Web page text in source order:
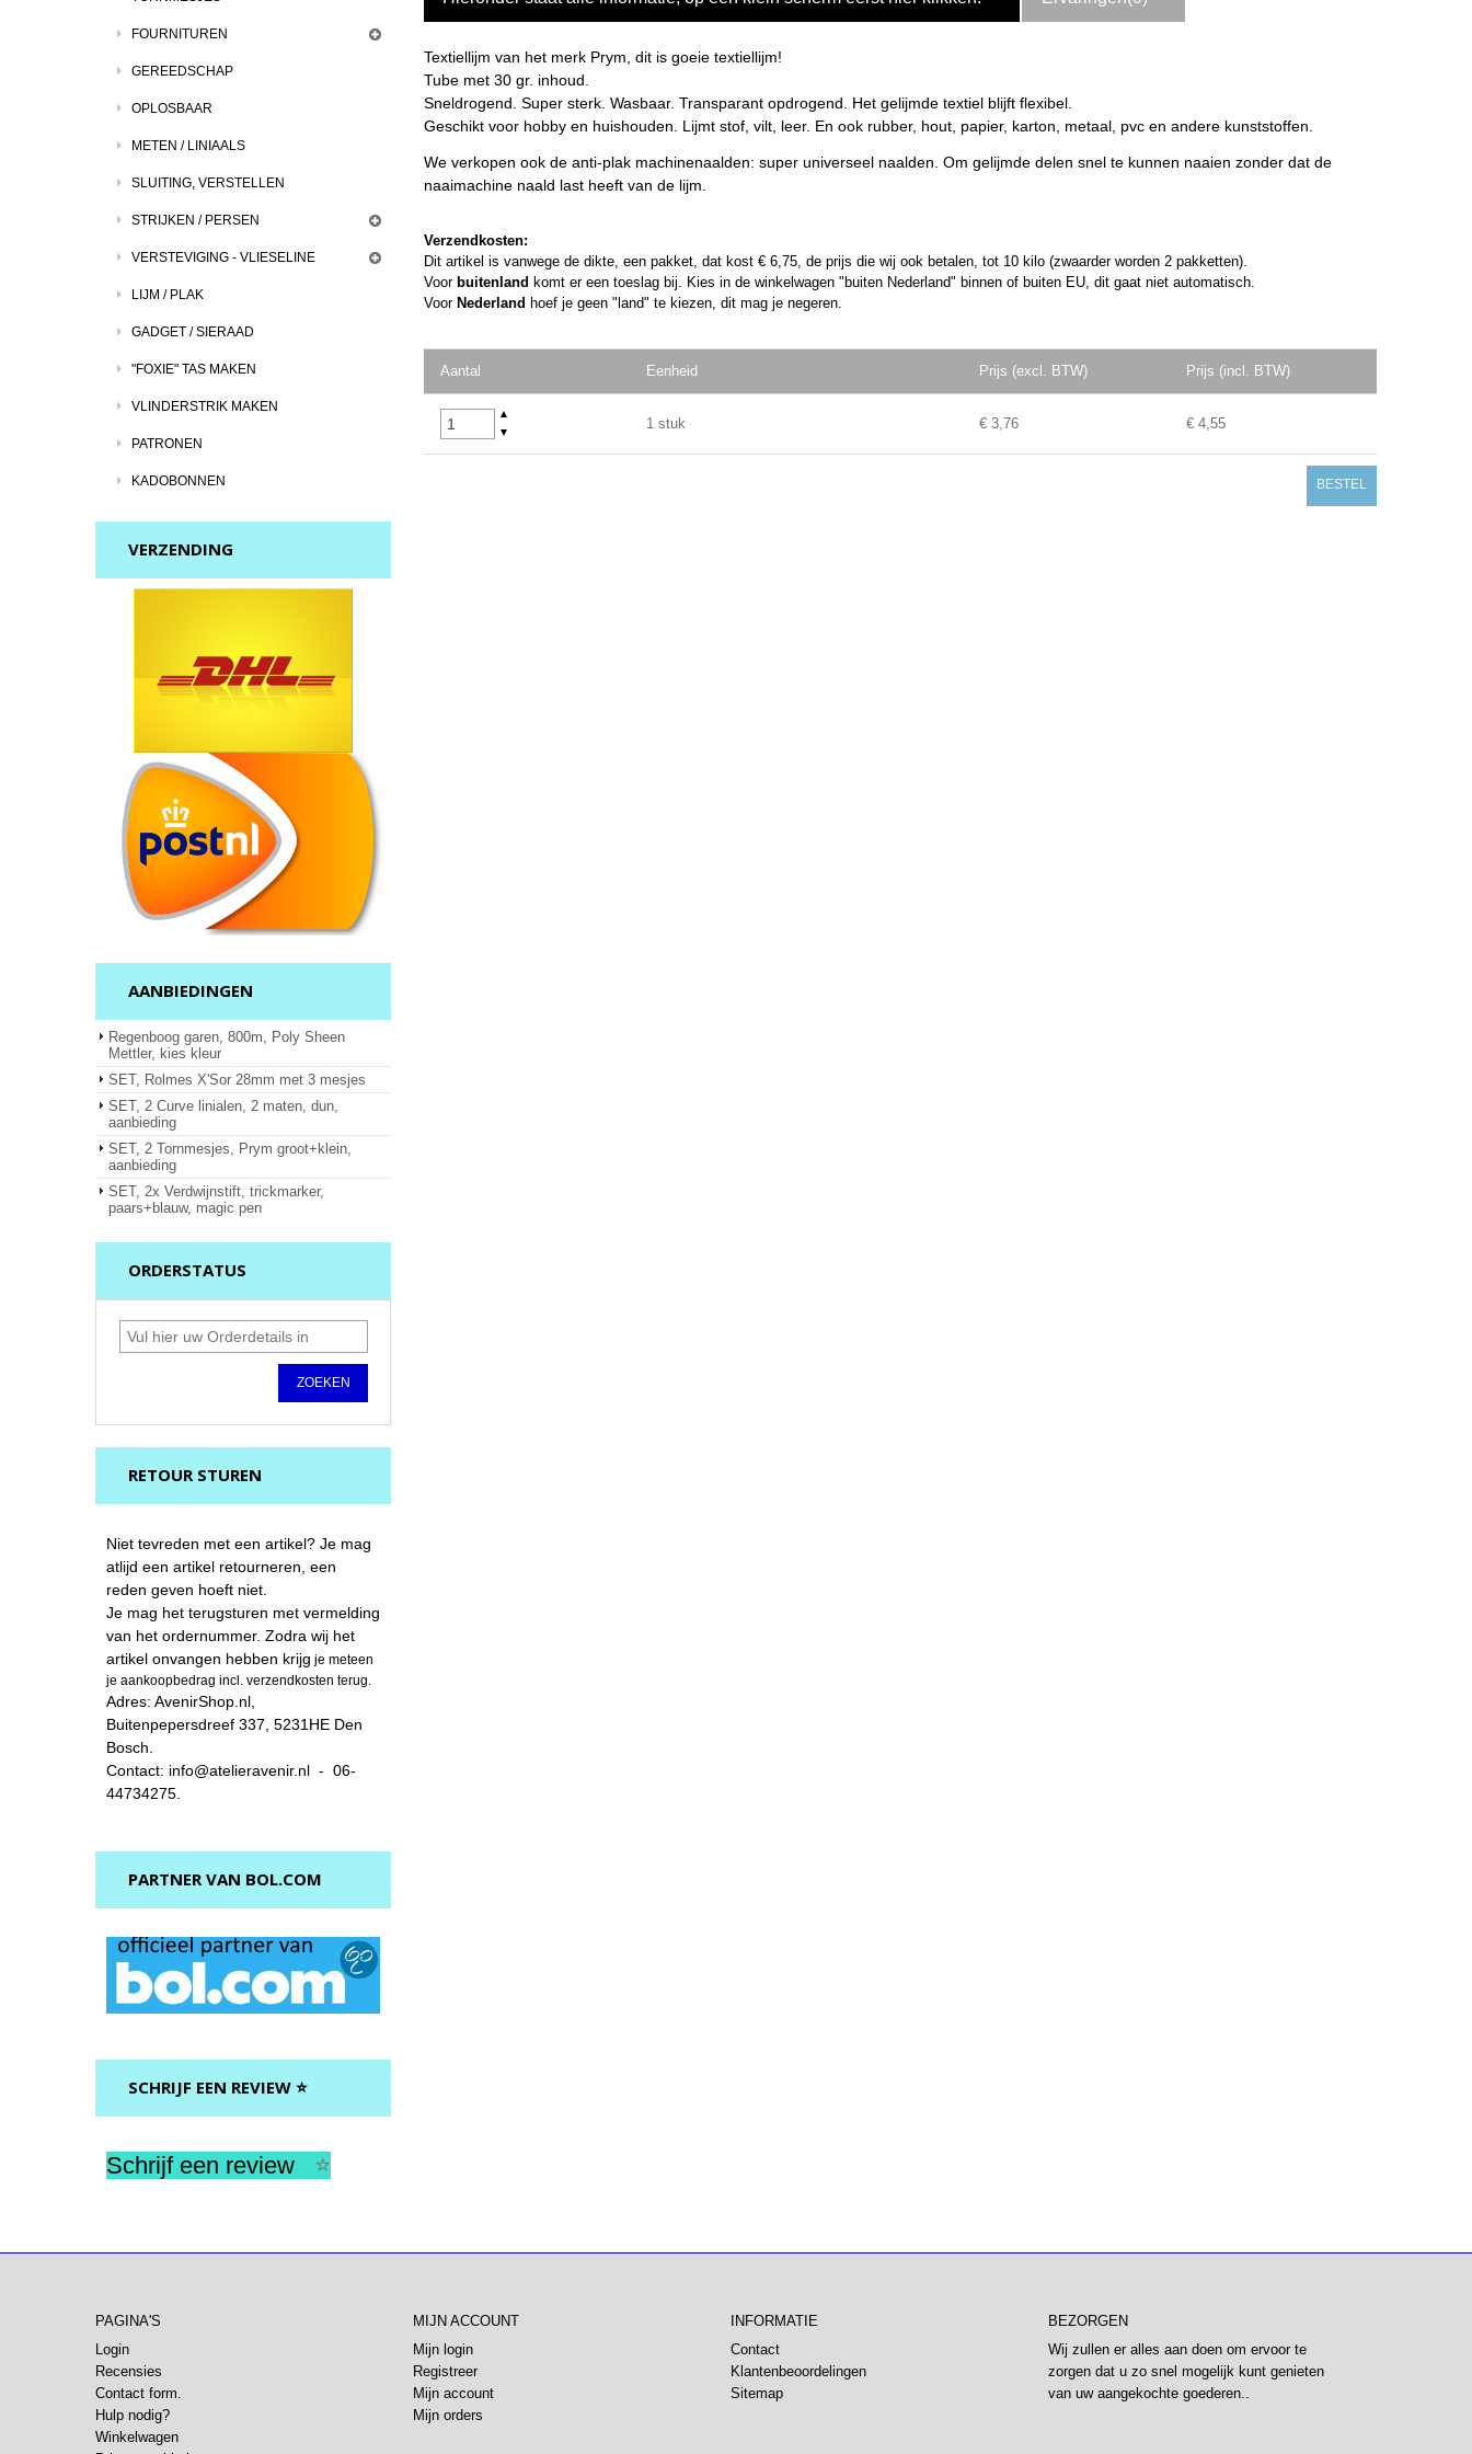
Textiellijm van het merk Prym, dit is goeie textiellijm!
Tube met 30 gr. inhoud.
Sneldrogend. Super sterk. Wasbaar. Transparant opdrogend. Het gelijmde textiel blijft flexibel.
Geschikt voor hobby en huishouden. Lijmt stof, vilt, leer. En ook rubber, hout, papier, karton, metaal, pvc en andere kunststoffen.
We verkopen ook de anti-plak machinenaalden: super universeel naalden. Om gelijmde delen snel te kunnen naaien zonder dat de
naaimachine naald last heeft van de lijm.
Verzendkosten:
Dit artikel is vanwege de dikte, een pakket, dat kost € 6,75, de prijs die wij ook betalen, tot 10 kilo (zwaarder worden 2 pakketten).
Voor buitenland komt er een toeslag bij. Kies in de winkelwagen "buiten Nederland" binnen of buiten EU, dit gaat niet automatisch.
Voor Nederland hoef je geen "land" te kiezen, dit mag je negeren.
Aantal Eenheid Prijs (excl. BTW) Prijs (incl. BTW)
▲
▼
1 stuk € 3,76 € 4,55
BESTEL
FOURNITUREN
GEREEDSCHAP
OPLOSBAAR
METEN / LINIAALS
SLUITING, VERSTELLEN
STRIJKEN / PERSEN
VERSTEVIGING - VLIESELINE
LIJM / PLAK
GADGET / SIERAAD
"FOXIE" TAS MAKEN
VLINDERSTRIK MAKEN
PATRONEN
KADOBONNEN
VERZENDING
AANBIEDINGEN
Regenboog garen, 800m, Poly Sheen
Mettler, kies kleur
SET, Rolmes X'Sor 28mm met 3 mesjes
SET, 2 Curve linialen, 2 maten, dun,
aanbieding
SET, 2 Tornmesjes, Prym groot+klein,
aanbieding
SET, 2x Verdwijnstift, trickmarker,
paars+blauw, magic pen
ORDERSTATUS
ZOEKEN
RETOUR STUREN
Niet tevreden met een artikel? Je mag
atlijd een artikel retourneren, een
reden geven hoeft niet.
Je mag het terugsturen met vermelding
van het ordernummer. Zodra wij het
artikel onvangen hebben krijg je meteen
je aankoopbedrag incl. verzendkosten terug.
Adres: AvenirShop.nl,
Buitenpepersdreef 337, 5231HE Den
Bosch.
Contact: info@atelieravenir.nl - 06-
44734275.
PARTNER VAN BOL.COM
SCHRIJF EEN REVIEW ⭐
Schrijf een review ⭐
PAGINA'S
Login
Recensies
Contact form.
Hulp nodig?
Winkelwagen
MIJN ACCOUNT
Mijn login
Registreer
Mijn account
Mijn orders
INFORMATIE
Contact
Klantenbeoordelingen
Sitemap
BEZORGEN
Wij zullen er alles aan doen om ervoor te
zorgen dat u zo snel mogelijk kunt genieten
van uw aangekochte goederen..